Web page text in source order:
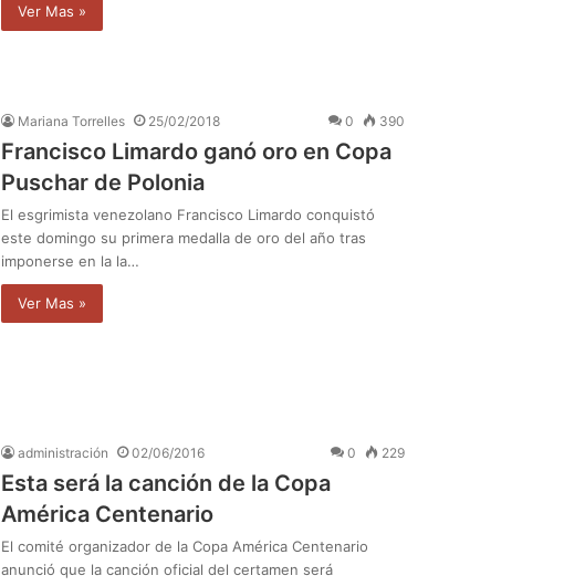
Ver Mas »
Mariana Torrelles 25/02/2018 0 390
Francisco Limardo ganó oro en Copa
Puschar de Polonia
El esgrimista venezolano Francisco Limardo conquistó
este domingo su primera medalla de oro del año tras
imponerse en la la…
Ver Mas »
administración 02/06/2016 0 229
Esta será la canción de la Copa
América Centenario
El comité organizador de la Copa América Centenario
anunció que la canción oficial del certamen será